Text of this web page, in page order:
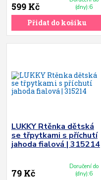
599 Kč
(dny):6
Přidat do košíku
LUKKY Rtěnka dětská
se třpytkami s příchutí
jahoda fialová | 315214
79 Kč
Doručení do
(dny):6